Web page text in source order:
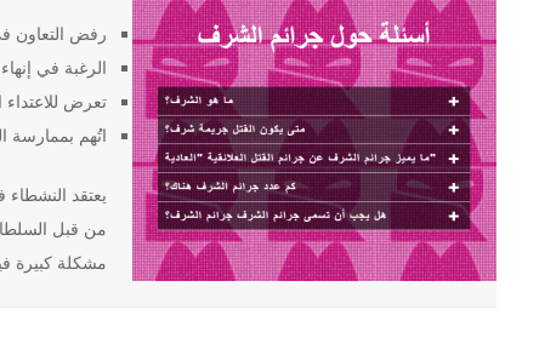
رفض التعاون
الرغبة في
تعرض
اتُهم بممارسة
من قبل
مشكلة كبيرة